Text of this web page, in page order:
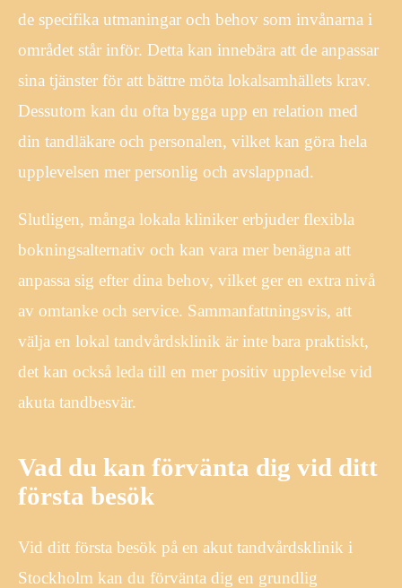
de specifika utmaningar och behov som invånarna i
området står inför. Detta kan innebära att de anpassar
sina tjänster för att bättre möta lokalsamhällets krav.
Dessutom kan du ofta bygga upp en relation med
din tandläkare och personalen, vilket kan göra hela
upplevelsen mer personlig och avslappnad.
Slutligen, många lokala kliniker erbjuder flexibla
bokningsalternativ och kan vara mer benägna att
anpassa sig efter dina behov, vilket ger en extra nivå
av omtanke och service. Sammanfattningsvis, att
välja en lokal tandvårdsklinik är inte bara praktiskt,
det kan också leda till en mer positiv upplevelse vid
akuta tandbesvär.
Vad du kan förvänta dig vid ditt
första besök
Vid ditt första besök på en akut tandvårdsklinik i
Stockholm kan du förvänta dig en grundlig